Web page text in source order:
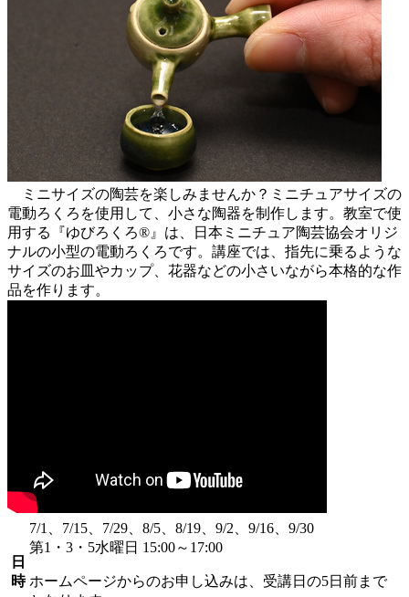
ミニサイズの陶芸を楽しみませんか？ミニチュアサイズの
電動ろくろを使用して、小さな陶器を制作します。教室で使
用する『ゆびろくろ®』は、日本ミニチュア陶芸協会オリジ
ナルの小型の電動ろくろです。講座では、指先に乗るような
サイズのお皿やカップ、花器などの小さいながら本格的な作
品を作ります。
日
時
7/1、7/15、7/29、8/5、8/19、9/2、9/16、9/30
第1・3・5水曜日 15:00～17:00
ホームページからのお申し込みは、受講日の5日前まで